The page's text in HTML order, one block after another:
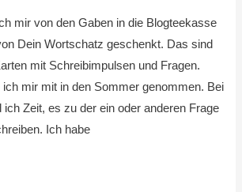
mir von den Gaben in die Blogteekasse
Dein Wortschatz geschenkt. Das sind
mit Schreibimpulsen und Fragen.
ich mir mit in den Sommer genommen. Bei
ich Zeit, es zu der ein oder anderen Frage
Ich habe